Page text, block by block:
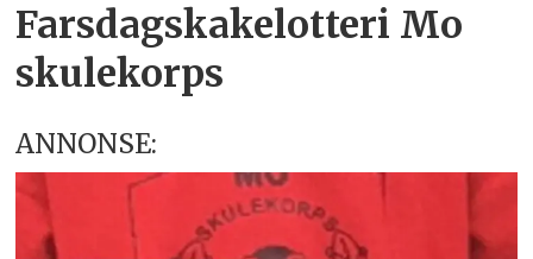
Farsdagskakelotteri Mo
skulekorps
ANNONSE: